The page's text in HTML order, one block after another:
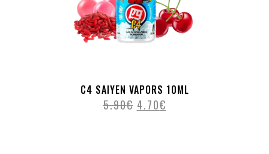
C4 SAIYEN VAPORS 10ML
5.90€ 4.70€